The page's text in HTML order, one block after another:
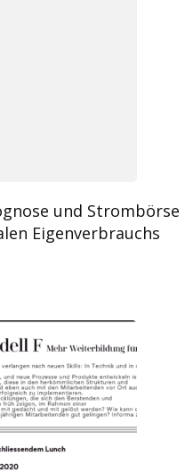
und Strombörse
Eigenverbrauchs